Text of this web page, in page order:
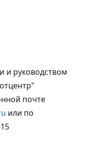
и руководством
почте
или по